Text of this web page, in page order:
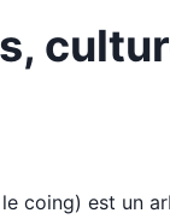
coing) est un